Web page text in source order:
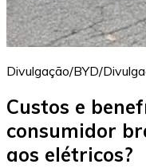
Divulgação/BYD/
Custos e
consumidor
aos elétricos?